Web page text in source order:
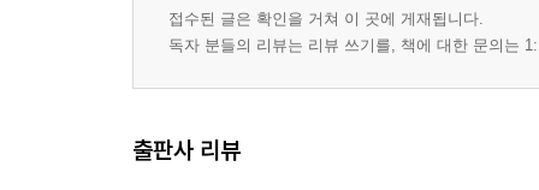
접수된 글은 확인을 거쳐 이 곳에 게재됩니다.
독자 분들의 리뷰는 리뷰 쓰기를, 책에 대한 문의는
출판사 리뷰